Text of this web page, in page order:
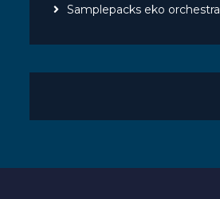
Samplepacks eko orchestra